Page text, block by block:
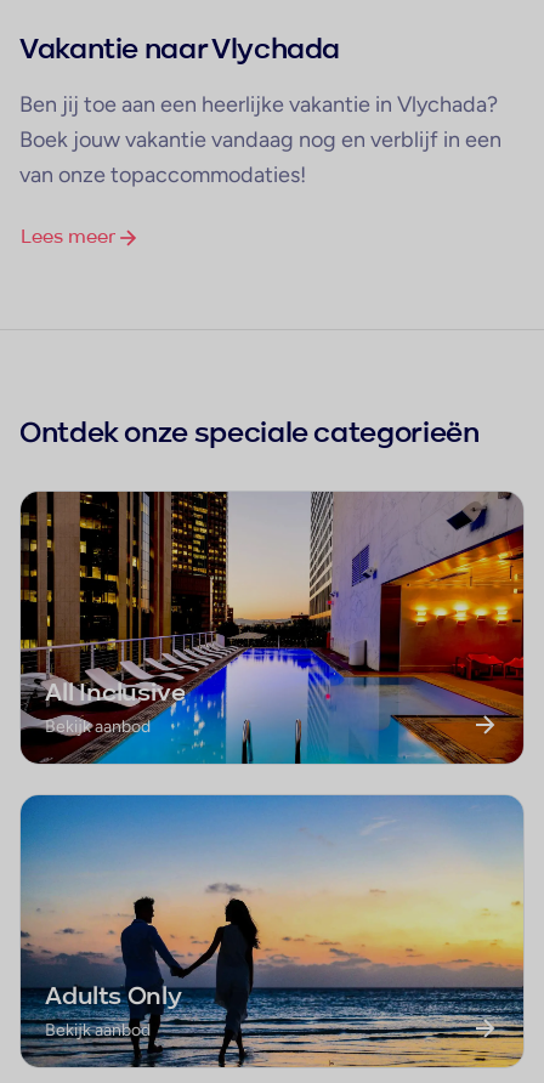
Vakantie naar Vlychada
Ben jij toe aan een heerlijke vakantie in Vlychada?
Boek jouw vakantie vandaag nog en verblijf in een
van onze topaccommodaties!
Lees meer
Ontdek onze speciale categorieën
All Inclusive
Bekijk aanbod
Adults Only
Bekijk aanbod